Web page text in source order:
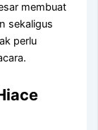
membuat
sekaligus
perlu